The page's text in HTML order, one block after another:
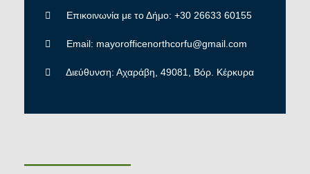
Επικοινωνία με το Δήμο: +30 26633 60155
Email: mayorofficenorthcorfu@gmail.com
Διεύθυνση: Αχαράβη, 49081, Βόρ. Κέρκυρα
———————